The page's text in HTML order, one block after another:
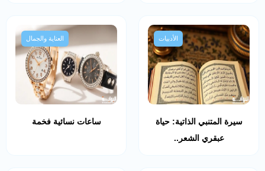
الأدبيات
سيرة المتنبي الذاتية: حياة
عبقري الشعر..
العناية والجمال
ساعات نسائية فخمة